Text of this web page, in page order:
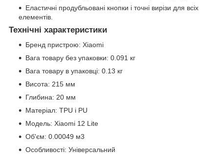
Еластичні продубльовані кнопки і точні вирізи для всіх
елементів.
Технічні характеристики
Бренд пристрою: Xiaomi
Вага товару без упаковки: 0.091 кг
Вага товару в упаковці: 0.13 кг
Висота: 215 мм
Глибина: 20 мм
Матеріал: TPU і PU
Модель: Xiaomi 12 Lite
Об'єм: 0.00049 м3
Особливості: Універсальний